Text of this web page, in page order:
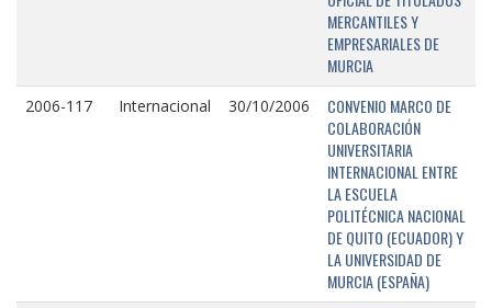
MERCANTILES Y
EMPRESARIALES DE
MURCIA
2006-117 Internacional 30/10/2006
CONVENIO MARCO DE
COLABORACIÓN
UNIVERSITARIA
INTERNACIONAL ENTRE
LA ESCUELA
POLITÉCNICA NACIONAL
DE QUITO (ECUADOR) Y
LA UNIVERSIDAD DE
MURCIA (ESPAÑA)